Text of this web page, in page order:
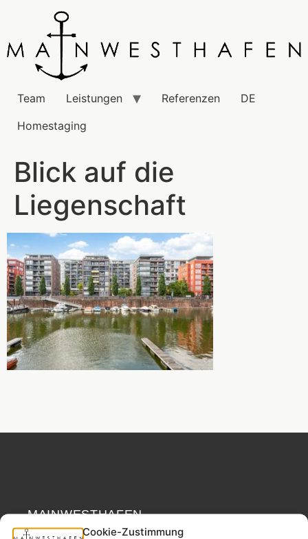
Cookie-Zustimmung
Team Leistungen Referenzen
DE
Homestaging
Blick auf die
Liegenschaft
MAINWESTHAFEN
IMMOBILIEN